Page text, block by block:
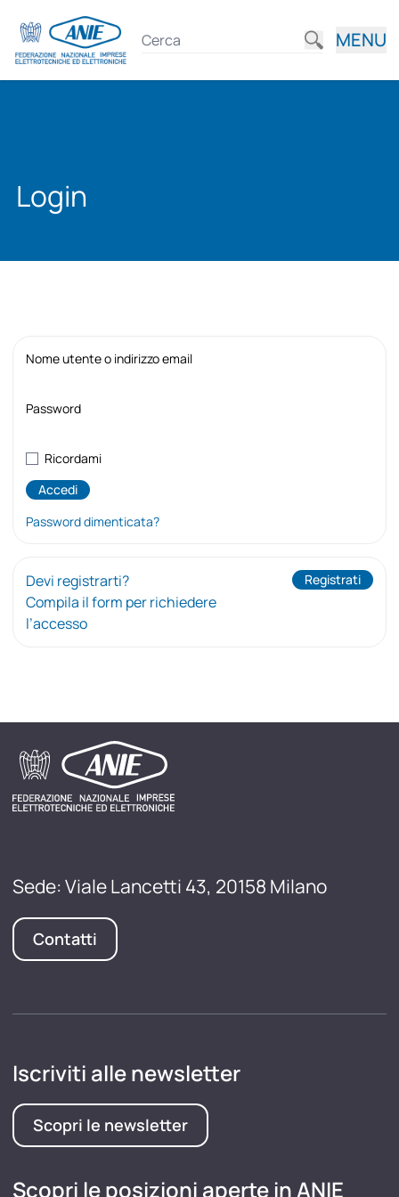
MENU
Login
Nome utente o indirizzo email
Password
Ricordami
Password dimenticata?
Devi registrarti?
Compila il form per richiedere
l’accesso
Registrati
Sede: Viale Lancetti 43, 20158 Milano
Contatti
Iscriviti alle newsletter
Scopri le newsletter
Scopri le posizioni aperte in ANIE